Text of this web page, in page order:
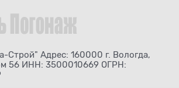
Строй" Адрес: 160000 г. Вологда,
56 ИНН: 3500010669 ОГРН: